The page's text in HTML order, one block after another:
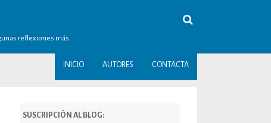
reflexiones más.
INICIO AUTORES CONTACTA
SUSCRIPCIÓN AL BLOG: